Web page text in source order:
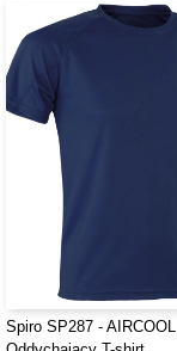
Spiro SP287 - AIRCOOL